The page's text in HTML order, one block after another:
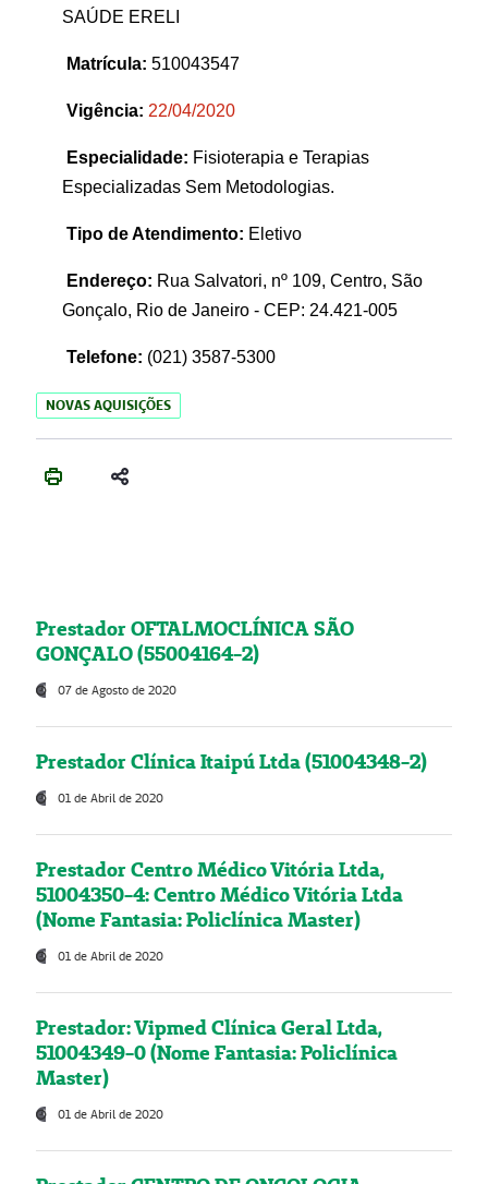
SAÚDE ERELI
Matrícula: 510043547
Vigência: 22/04/2020
Especialidade: Fisioterapia e Terapias
Especializadas Sem Metodologias.
Tipo de Atendimento: Eletivo
Endereço: Rua Salvatori, nº 109, Centro, São
Gonçalo, Rio de Janeiro - CEP: 24.421-005
Telefone: (021) 3587-5300
NOVAS AQUISIÇÕES
Prestador OFTALMOCLÍNICA SÃO
GONÇALO (55004164-2)
07 de Agosto de 2020
Prestador Clínica Itaipú Ltda (51004348-2)
01 de Abril de 2020
Prestador Centro Médico Vitória Ltda,
51004350-4: Centro Médico Vitória Ltda
(Nome Fantasia: Policlínica Master)
01 de Abril de 2020
Prestador: Vipmed Clínica Geral Ltda,
51004349-0 (Nome Fantasia: Policlínica
Master)
01 de Abril de 2020